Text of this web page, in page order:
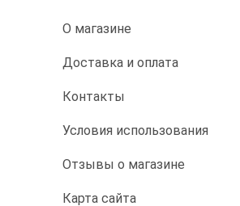
О магазине
Доставка и оплата
Контакты
Условия использования
Отзывы о магазине
Карта сайта